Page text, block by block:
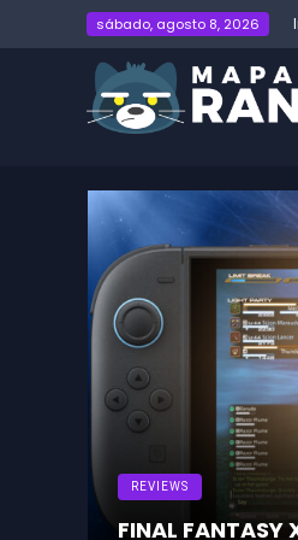
sábado, agosto 8, 2026
MINI REVIEW
¿Qué tal está